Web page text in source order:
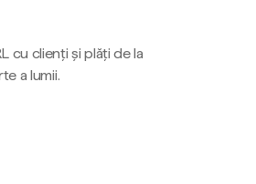
cu clienți și plăți de la
a lumii.